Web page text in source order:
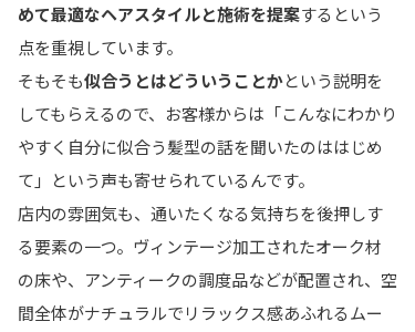
めて最適なヘアスタイルと施術を提案するという
点を重視しています。
そもそも似合うとはどういうことかという説明を
してもらえるので、お客様からは「こんなにわかり
やすく自分に似合う髪型の話を聞いたのははじめ
て」という声も寄せられているんです。
店内の雰囲気も、通いたくなる気持ちを後押しす
る要素の一つ。ヴィンテージ加工されたオーク材
の床や、アンティークの調度品などが配置され、空
間全体がナチュラルでリラックス感あふれるムー